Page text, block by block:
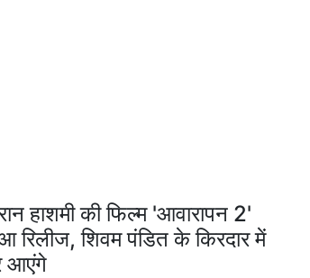
हाशमी की फिल्म 'आवारापन 2'
रिलीज, शिवम पंडित के किरदार में
आएंगे